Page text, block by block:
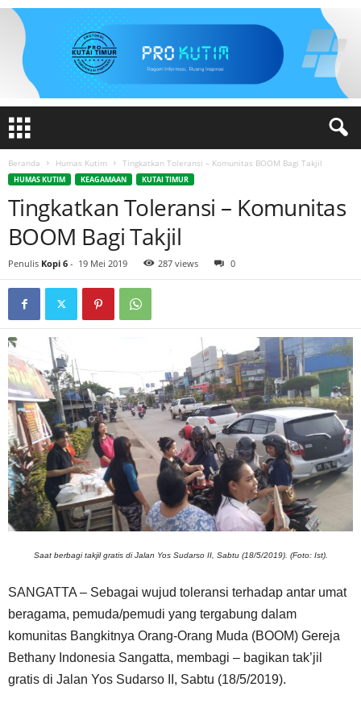
Beranda Humas Kutim Tingkatkan Toleransi – Komunitas BOOM Bagi Takjil
HUMAS KUTIM KEAGAMAAN KUTAI TIMUR
Tingkatkan Toleransi – Komunitas
BOOM Bagi Takjil
Penulis Kopi 6 - 19 Mei 2019 287 views 0
Saat berbagi takjil gratis di Jalan Yos Sudarso II, Sabtu (18/5/2019). (Foto: Ist).
SANGATTA – Sebagai wujud toleransi terhadap antar umat
beragama, pemuda/pemudi yang tergabung dalam
komunitas Bangkitnya Orang-Orang Muda (BOOM) Gereja
Bethany Indonesia Sangatta, membagi – bagikan tak’jil
gratis di Jalan Yos Sudarso II, Sabtu (18/5/2019).